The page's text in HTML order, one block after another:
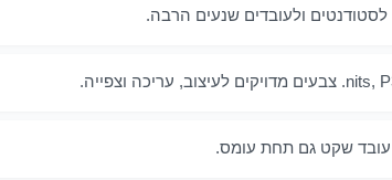
ולעובדים שנעים הרבה.